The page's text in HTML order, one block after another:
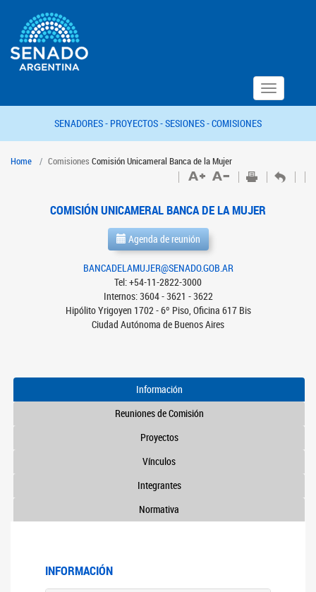
Toggle
navigation
SENADORES - PROYECTOS -SESIONES -COMISIONES
Home Comisiones Comisión Unicameral Banca de la Mujer
COMISIÓN UNICAMERAL BANCA DE LA MUJER
Agenda de reunión
BANCADELAMUJER@SENADO.GOB.AR
Tel: +54-11-2822-3000
Internos: 3604 - 3621 - 3622
Hipólito Yrigoyen 1702 - 6º Piso, Oficina 617 Bis
Ciudad Autónoma de Buenos Aires
Información
Reuniones de Comisión
Proyectos
Vínculos
Integrantes
Normativa
INFORMACIÓN